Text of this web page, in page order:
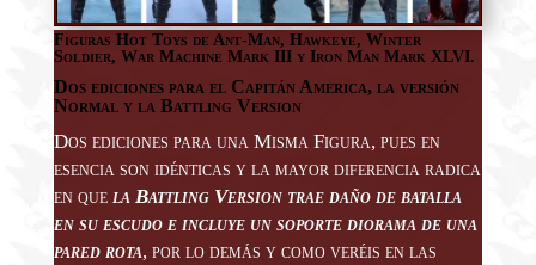
Figuras Hot Toys de Ant-Man, Hawkeye, Winter
Soldier, War Machine Mark III y Iron Man Mark XLVI.
Dos ediciones para el Capitán America, la versión
Normal y la Battling Version
Dos ediciones para una Misma Figura, pues en
esencia son idénticas y la mayor diferencia radica
en que la Battling Version trae daño de batalla
en su escudo e incluye un soporte diorama de una
pared rota, por lo demás y como veréis en las